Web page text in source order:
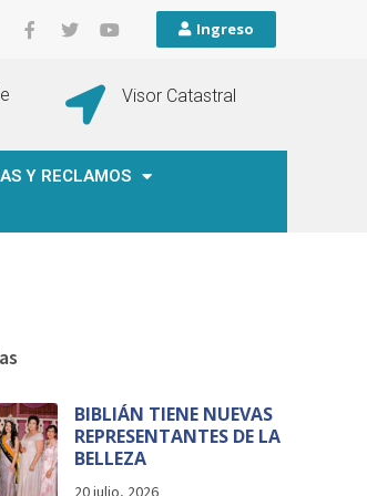
Ingreso
Visor Catastral
Y RECLAMOS
BIBLIÁN TIENE NUEVAS
REPRESENTANTES DE LA
BELLEZA
20 julio, 2026